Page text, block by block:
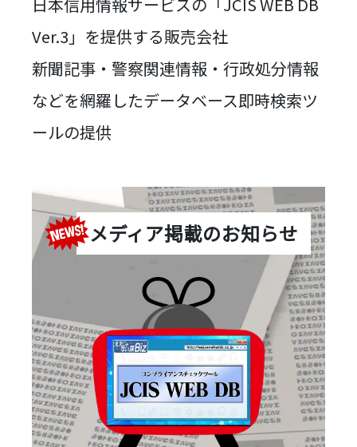
Ver.3」を提供する販売会社
新聞記事・警察関連情報・行政処分情報
などを網羅したデータベース即時検索ツ
ールの提供
メディア掲載のお知らせ